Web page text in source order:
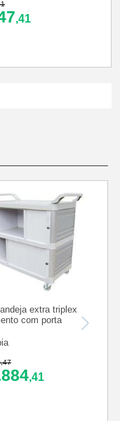
,41
extra triplex
com porta
,41